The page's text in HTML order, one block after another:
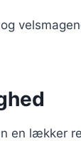
en lækker